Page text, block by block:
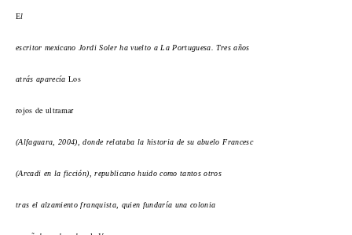
El
escritor mexicano Jordi Soler ha vuelto a La Portuguesa. Tres años
atrás aparecíaLos
rojos de ultramar
(Alfaguara, 2004), donde relataba la historia de su abuelo Francesc
(Arcadi en la ficción), republicano huido como tantos otros
tras el alzamiento franquista, quien fundaría una colonia